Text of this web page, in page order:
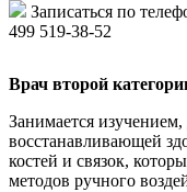
Записаться по
499 519-38-52
Врач второй
Занимается
восстанавливающей
костей и связок,
методов ручного